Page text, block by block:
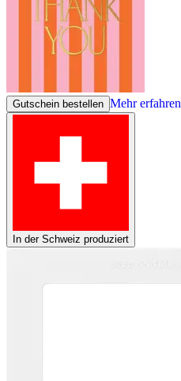
Gutschein bestellen Mehr erfahren
In der Schweiz produziert